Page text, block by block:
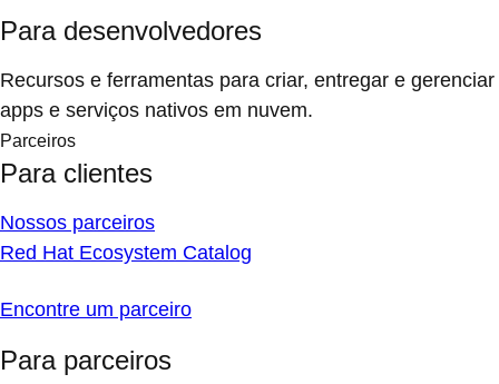
Para desenvolvedores
Recursos e ferramentas para criar, entregar e gerenciar
apps e serviços nativos em nuvem.
Parceiros
Para clientes
Nossos parceiros
Red Hat Ecosystem Catalog
Encontre um parceiro
Para parceiros